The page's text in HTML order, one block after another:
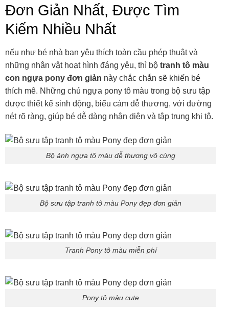
Đơn Giản Nhất, Được Tìm
Kiếm Nhiều Nhất
nếu như bé nhà bạn yêu thích toàn cầu phép thuật và
những nhân vật hoạt hình đáng yêu, thì bộ tranh tô màu
con ngựa pony đơn giản này chắc chắn sẽ khiến bé
thích mê. Những chú ngựa pony tô màu trong bộ sưu tập
được thiết kế sinh động, biểu cảm dễ thương, với đường
nét rõ ràng, giúp bé dễ dàng nhận diện và tập trung khi tô.
Bộ ảnh ngựa tô màu dễ thương vô cùng
Bộ sưu tập tranh tô màu Pony đẹp đơn giản
Tranh Pony tô màu miễn phí
Pony tô màu cute